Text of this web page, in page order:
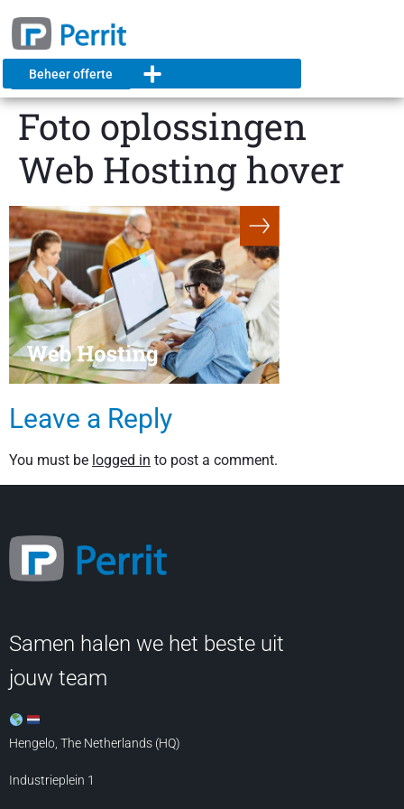
Beheer offerte
Foto oplossingen
Web Hosting hover
Leave a Reply
You must be logged in to post a comment.
Samen halen we het beste uit
jouw team
Hengelo, The Netherlands (HQ)
Industrieplein 1